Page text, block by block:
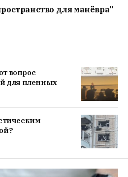
для манёвра”
вопрос
для пленных